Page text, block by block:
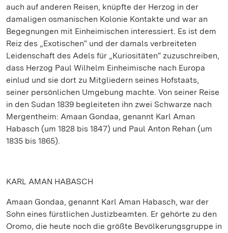
auch auf anderen Reisen, knüpfte der Herzog in der
damaligen osmanischen Kolonie Kontakte und war an
Begegnungen mit Einheimischen interessiert. Es ist dem
Reiz des „Exotischen“ und der damals verbreiteten
Leidenschaft des Adels für „Kuriositäten“ zuzuschreiben,
dass Herzog Paul Wilhelm Einheimische nach Europa
einlud und sie dort zu Mitgliedern seines Hofstaats,
seiner persönlichen Umgebung machte. Von seiner Reise
in den Sudan 1839 begleiteten ihn zwei Schwarze nach
Mergentheim: Amaan Gondaa, genannt Karl Aman
Habasch (um 1828 bis 1847) und Paul Anton Rehan (um
1835 bis 1865).
KARL AMAN HABASCH
Amaan Gondaa, genannt Karl Aman Habasch, war der
Sohn eines fürstlichen Justizbeamten. Er gehörte zu den
Oromo, die heute noch die größte Bevölkerungsgruppe in